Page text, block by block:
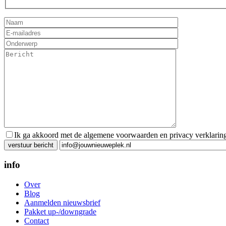
Ik ga akkoord met de algemene voorwaarden en privacy
Gelieve dit veld leeg te laten.
info
Over
Blog
Aanmelden nieuwsbrief
Pakket up-/downgrade
Contact